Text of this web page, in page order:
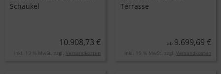
Schaukel
10.908,73 €
inkl. 19 % MwSt. zzgl. Versandkosten
Terrasse
ab 9.699,69 €
inkl. 19 % MwSt. zzgl. Versandkosten